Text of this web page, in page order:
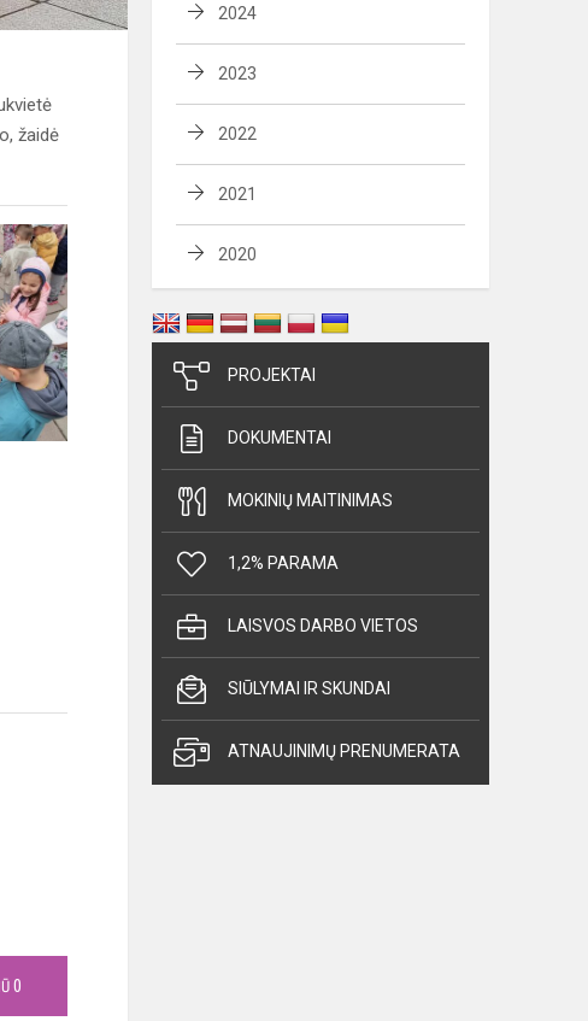
žaidė
0
2024
2023
2022
2021
2020
PROJEKTAI
DOKUMENTAI
MOKINIŲ MAITINIMAS
1,2% PARAMA
LAISVOS DARBO VIETOS
SIŪLYMAI IR SKUNDAI
ATNAUJINIMŲ PRENUMERATA